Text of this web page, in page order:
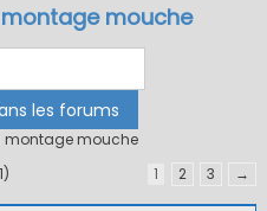
mouche
montage mouche
1 2 3 →